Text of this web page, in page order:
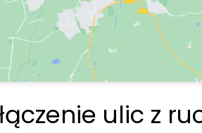
ulic z